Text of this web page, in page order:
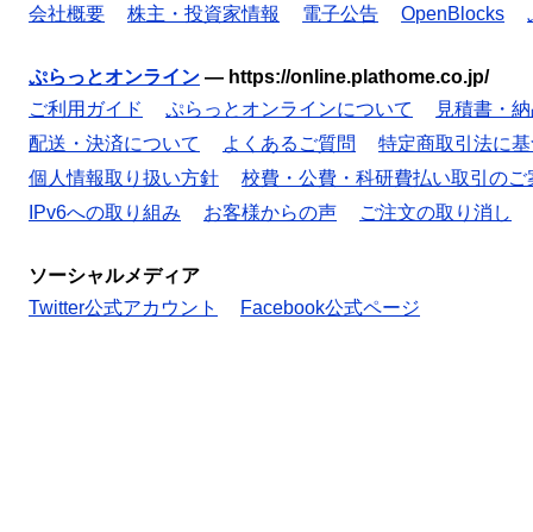
会社概要
株主・投資家情報 電子公告 OpenBlocks
ぷらっとオンライン — https://online.plathome.co.jp/
ご利用ガイド
ぷらっとオンラインについて
見積書・
配送・決済について
よくあるご質問
特定商取引法に
個人情報取り扱い方針
校費・公費・科研費払い取引のご
IPv6への取り組み
お客様からの声 ご注文の取り消し
ソーシャルメディア
Twitter公式アカウント
Facebook公式ページ